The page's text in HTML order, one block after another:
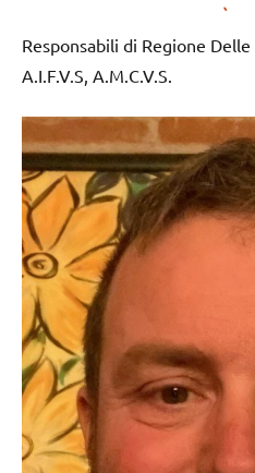
Responsabili di Regione Delle
A.I.F.V.S, A.M.C.V.S.